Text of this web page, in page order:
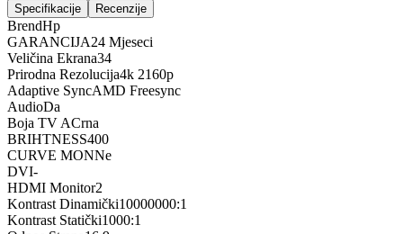
Specifikacije Recenzije
BrendHp
GARANCIJA24 Mjeseci
Veličina Ekrana34
Prirodna Rezolucija4k 2160p
Adaptive SyncAMD Freesync
AudioDa
Boja TV ACrna
BRIHTNESS400
CURVE MONNe
DVI-
HDMI Monitor2
Kontrast Dinamički10000000:1
Kontrast Statički1000:1